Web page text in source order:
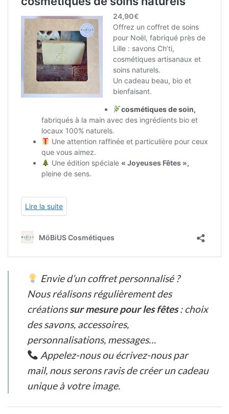
Envie d’un coffret personnalisé ?
Nous réalisons régulièrement des
créationssur mesure pour les fêtes: choix
des savons, accessoires,
personnalisations, messages…
Appelez-nous ou écrivez-nous par
mail, nous serons ravis de créer un cadeau
unique à votre image.